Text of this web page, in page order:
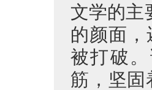
文学的主
的颜面，
被打破
筋，坚固